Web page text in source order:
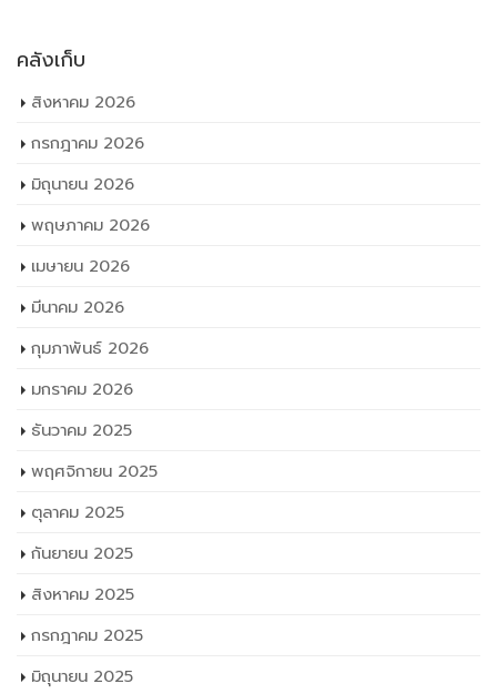
คลังเก็บ
สิงหาคม 2026
กรกฎาคม 2026
มิถุนายน 2026
พฤษภาคม 2026
เมษายน 2026
มีนาคม 2026
กุมภาพันธ์ 2026
มกราคม 2026
ธันวาคม 2025
พฤศจิกายน 2025
ตุลาคม 2025
กันยายน 2025
สิงหาคม 2025
กรกฎาคม 2025
มิถุนายน 2025